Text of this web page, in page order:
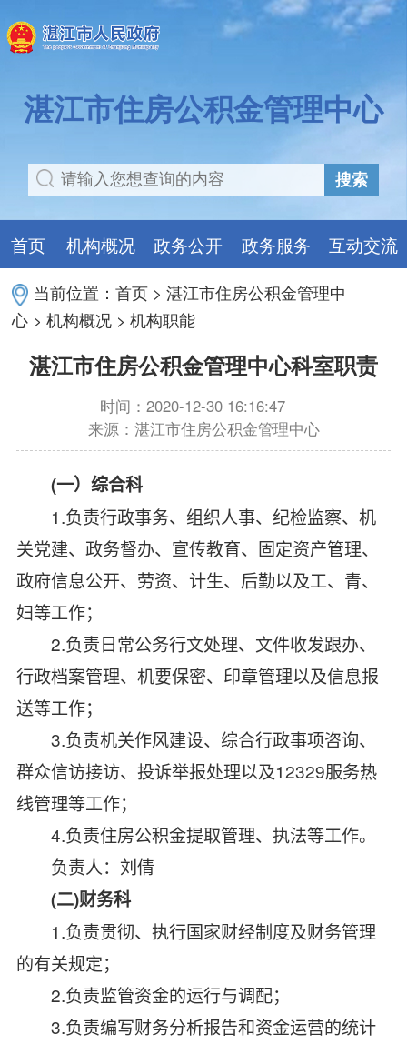
湛江市住房公积金管理中心
搜索
首页 机构概况 政务公开 政务服务 互动交流
当前位置：首页 >湛江市住房公积金管理中
心 >机构概况 >机构职能
湛江市住房公积金管理中心科室职责
时间：2020-12-30 16:16:47
来源：湛江市住房公积金管理中心
(一）综合科
1.负责行政事务、组织人事、纪检监察、机
关党建、政务督办、宣传教育、固定资产管理、
政府信息公开、劳资、计生、后勤以及工、青、
妇等工作；
2.负责日常公务行文处理、文件收发跟办、
行政档案管理、机要保密、印章管理以及信息报
送等工作；
3.负责机关作风建设、综合行政事项咨询、
群众信访接访、投诉举报处理以及12329服务热
线管理等工作；
4.负责住房公积金提取管理、执法等工作。
负责人：刘倩
(二)财务科
1.负责贯彻、执行国家财经制度及财务管理
的有关规定；
2.负责监管资金的运行与调配；
3.负责编写财务分析报告和资金运营的统计